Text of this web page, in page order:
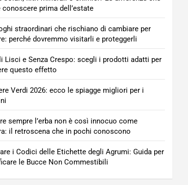
conoscere prima dell’estate
straordinari che rischiano di cambiare per
perché dovremmo visitarli e proteggerli
Lisci e Senza Crespo: scegli i prodotti adatti per
questo effetto
Verdi 2026: ecco le spiagge migliori per i
sempre l’erba non è così innocuo come
il retroscena che in pochi conoscono
i Codici delle Etichette degli Agrumi: Guida per
le Bucce Non Commestibili